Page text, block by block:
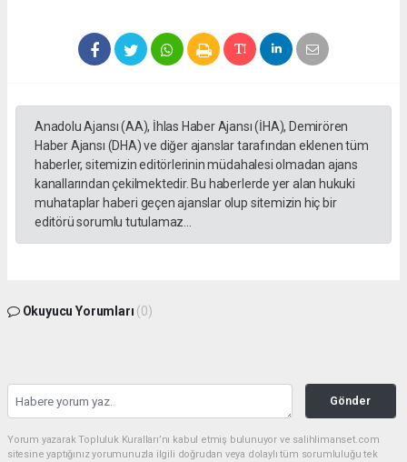
Anadolu Ajansı (AA), İhlas Haber Ajansı (İHA), Demirören
Haber Ajansı (DHA) ve diğer ajanslar tarafından eklenen tüm
haberler, sitemizin editörlerinin müdahalesi olmadan ajans
kanallarından çekilmektedir. Bu haberlerde yer alan hukuki
muhataplar haberi geçen ajanslar olup sitemizin hiç bir
editörü sorumlu tutulamaz...
Okuyucu Yorumları (0)
Gönder
Yorum yazarak Topluluk Kuralları’nı kabul etmiş bulunuyor ve salihlimanset.com
sitesine yaptığınız yorumunuzla ilgili doğrudan veya dolaylı tüm sorumluluğu tek